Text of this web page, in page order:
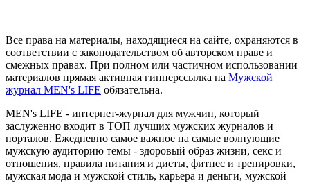
Все права на материалы, находящиеся на сайте, охраняются в
соответствии с законодательством об авторском праве и
смежных правах. При полном или частичном использовании
материалов прямая активная гипперссылка на Мужской
журнал MEN's LIFE обязательна.
MEN's LIFE - интернет-журнал для мужчин, который
заслуженно входит в ТОП лучших мужских журналов и
порталов. Ежедневно самое важное на самые волнующие
мужскую аудиторию темы - здоровый образ жизни, секс и
отношения, правила питания и диеты, фитнес и тренировки,
мужская мода и мужской стиль, карьера и деньги, мужской